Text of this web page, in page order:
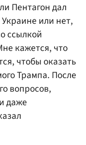
Пентагон дал
или нет,
ссылкой
кажется, что
чтобы оказать
Трампа. После
вопросов,
даже